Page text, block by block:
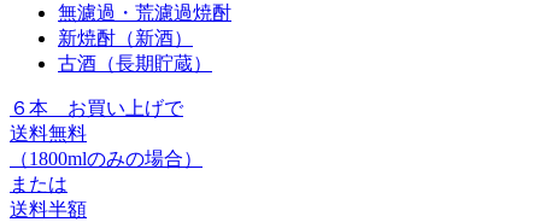
無濾過・荒濾過焼酎
新焼酎（新酒）
古酒（長期貯蔵）
６本 お買い上げで
送料無料
（1800mlのみの場合）
または
送料半額